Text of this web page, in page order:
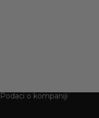
Podaci o kompaniji